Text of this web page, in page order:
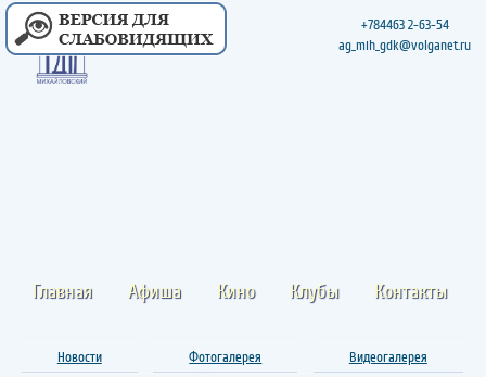
+784463 2-63-54
ag_mih_gdk@volganet.ru
Главная Афиша Кино Клубы Контакты
Новости Фотогалерея
Видеогалерея